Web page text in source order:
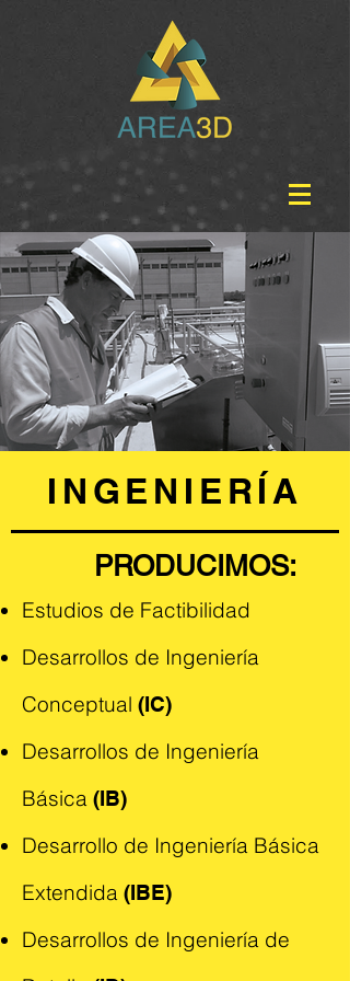
INGENIERÍA
PRODUCIMOS:
Estudios de Factibilidad
Desarrollos de Ingeniería
Conceptual (IC)
Desarrollos de Ingeniería
Básica (IB)
Desarrollo de Ingeniería Básica
Extendida (IBE)
Desarrollos de Ingeniería de